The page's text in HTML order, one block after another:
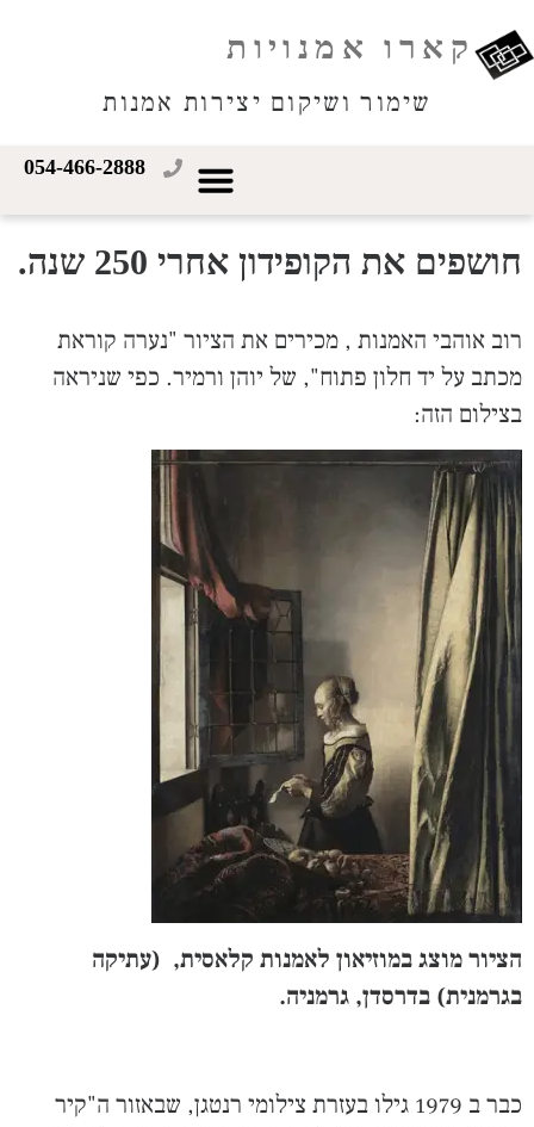
קארו אמנויות
שימור ושיקום יצירות אמנות
054-466-2888
חושפים את הקופידון אחרי 250 שנה.
רוב אוהבי האמנות , מכירים את הציור "נערה קוראת
מכתב על יד חלון פתוח", של יוהן ורמיר. כפי שניראה
בצילום הזה:
הציור מוצג במוזיאון לאמנות קלאסית, (עתיקה
בגרמנית) בדרסדן, גרמניה.
כבר ב 1979 גילו בעזרת צילומי רנטגן, שבאזור ה"קיר